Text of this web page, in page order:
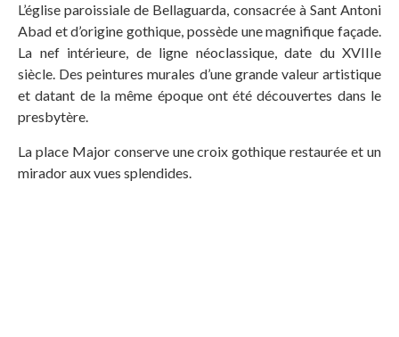
L’église paroissiale de Bellaguarda, consacrée à Sant Antoni
Abad et d’origine gothique, possède une magnifique façade.
La nef intérieure, de ligne néoclassique, date du XVIIIe
siècle. Des peintures murales d’une grande valeur artistique
et datant de la même époque ont été découvertes dans le
presbytère.
La place Major conserve une croix gothique restaurée et un
mirador aux vues splendides.